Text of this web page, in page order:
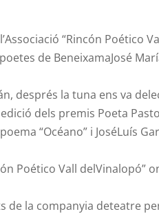
“Rincón Poético
de BeneixamaJosé
després la tuna ens va
dels premis Poeta
“Océano” i JoséLuís
Poético Vall delVinalopó”
de la companyia deteatre